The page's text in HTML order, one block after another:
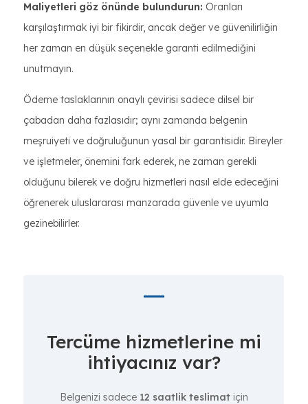
Maliyetleri göz önünde bulundurun: Oranları
karşılaştırmak iyi bir fikirdir, ancak değer ve güvenilirliğin
her zaman en düşük seçenekle garanti edilmediğini
unutmayın.
Ödeme taslaklarının onaylı çevirisi sadece dilsel bir
çabadan daha fazlasıdır; aynı zamanda belgenin
meşruiyeti ve doğruluğunun yasal bir garantisidir. Bireyler
ve işletmeler, önemini fark ederek, ne zaman gerekli
olduğunu bilerek ve doğru hizmetleri nasıl elde edeceğini
öğrenerek uluslararası manzarada güvenle ve uyumla
gezinebilirler.
Tercüme hizmetlerine mi
ihtiyacınız var?
Belgenizi sadece 12 saatlik teslimatiçin